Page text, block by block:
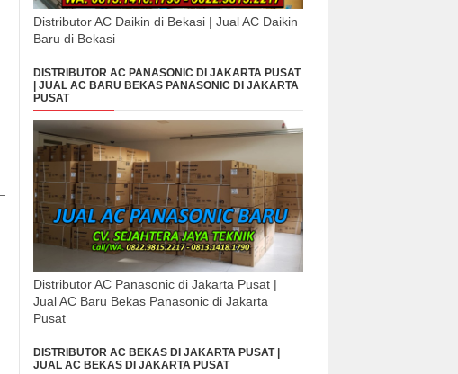
Distributor AC Daikin di Bekasi | Jual AC Daikin
Baru di Bekasi
DISTRIBUTOR AC PANASONIC DI JAKARTA PUSAT
| JUAL AC BARU BEKAS PANASONIC DI JAKARTA
PUSAT
Distributor AC Panasonic di Jakarta Pusat |
Jual AC Baru Bekas Panasonic di Jakarta
Pusat
DISTRIBUTOR AC BEKAS DI JAKARTA PUSAT |
JUAL AC BEKAS DI JAKARTA PUSAT